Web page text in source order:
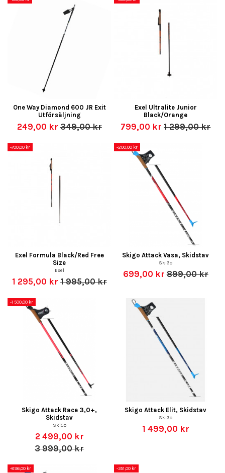
One Way Diamond 600 JR Exit
Utförsäljning
249,00 kr349,00 kr
Exel Ultralite Junior
Black/Orange
799,00 kr1 299,00 kr
-700,00 kr
Exel Formula Black/Red Free
Size
Exel
1 295,00 kr1 995,00 kr
-200,00 kr
Skigo Attack Vasa, Skidstav
SkiGo
699,00 kr899,00 kr
-1 500,00 kr
Skigo Attack Race 3,0+,
Skidstav
SkiGo
2 499,00 kr
3 999,00 kr
Skigo Attack Elit, Skidstav
SkiGo
1 499,00 kr
-896,00 kr -351,00 kr